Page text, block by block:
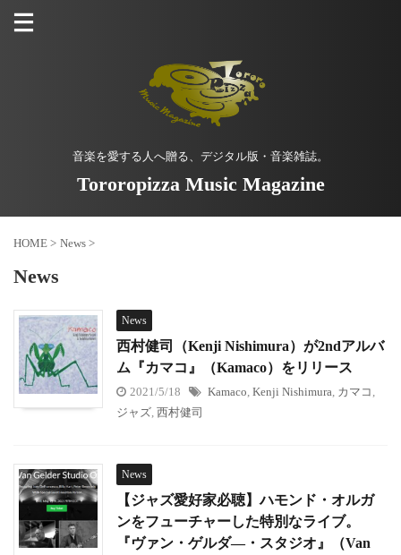
音楽を愛する人へ贈る、デジタル版・音楽雑誌。
Tororopizza Music Magazine
HOME > News >
News
News
西村健司（Kenji Nishimura）が2ndアルバ
ム『カマコ』（Kamaco）をリリース
2021/5/18 Kamaco Kenji Nishimura カマコ
ジャズ 西村健司
News
【ジャズ愛好家必聴】ハモンド・オルガ
ンをフューチャーした特別なライブ。
『ヴァン・ゲルダ―・スタジオ』（Van